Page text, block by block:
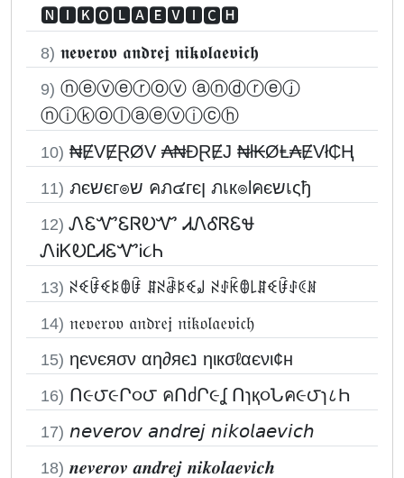
🅽🅸🅺🅾🅻🅰🅴🆅🅸🅲🅷
8) 𝖓𝖊𝖛𝖊𝖗𝖔𝖛 𝖆𝖓𝖉𝖗𝖊𝖏 𝖓𝖎𝖐𝖔𝖑𝖆𝖊𝖛𝖎𝖈𝖍
9) ⓝⓔⓥⓔⓡⓞⓥ ⓐⓝⓓⓡⓔⓙ
ⓝⓘⓚⓞⓛⓐⓔⓥⓘⓒⓗ
10) ₦ɆVɆⱤØV ₳₦ĐⱤɆJ ₦ł₭ØⱠ₳ɆVł₵Ⱨ
11) ภєשєг๏ש คภ๔гєן ภเк๏lคєשเςђ
12) ᏁᏋᏉᏋᏒᎧᏉ ᏗᏁᎴᏒᏋᏠ
ᏁᎥᏦᎧᏝᏗᏋᏉᎥ૮Ꮒ
13) ꋊꈼꀰꈼꌅꂦꀰ ꁲꋊꂠꌅꈼ꒻ ꋊꂑꀗꂦ꒒ꁲꈼꀰꂑꀯꍩ
14) 𝔫𝔢𝔳𝔢𝔯𝔬𝔳 𝔞𝔫𝔡𝔯𝔢𝔧 𝔫𝔦𝔨𝔬𝔩𝔞𝔢𝔳𝔦𝔠𝔥
15) ηєνєяσν αη∂яєנ ηιкσℓαєνι¢н
16) Ո૯౮૯Ր૦౮ คՈძՐ૯ʆ Ոɿқ૦Նค૯౮ɿ८Һ
17) 𝘯𝘦𝘷𝘦𝘳𝘰𝘷 𝘢𝘯𝘥𝘳𝘦𝘫 𝘯𝘪𝘬𝘰𝘭𝘢𝘦𝘷𝘪𝘤𝘩
18) 𝒏𝒆𝒗𝒆𝒓𝒐𝒗 𝒂𝒏𝒅𝒓𝒆𝒋 𝒏𝒊𝒌𝒐𝒍𝒂𝒆𝒗𝒊𝒄𝒉